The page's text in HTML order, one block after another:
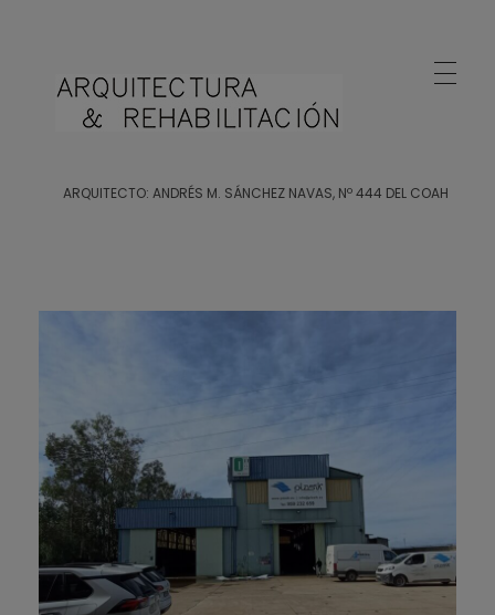
ARQUITECTO: ANDRÉS M. SÁNCHEZ NAVAS, Nº 444 DEL COAH